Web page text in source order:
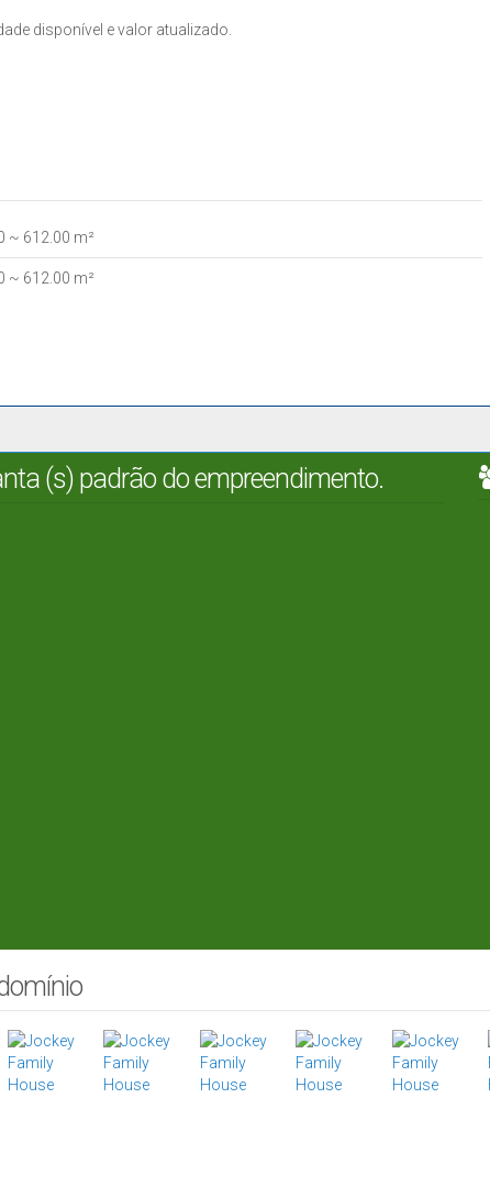
disponível e valor atualizado.
~ 612.00 m²
~ 612.00 m²
(s) padrão do empreendimento.